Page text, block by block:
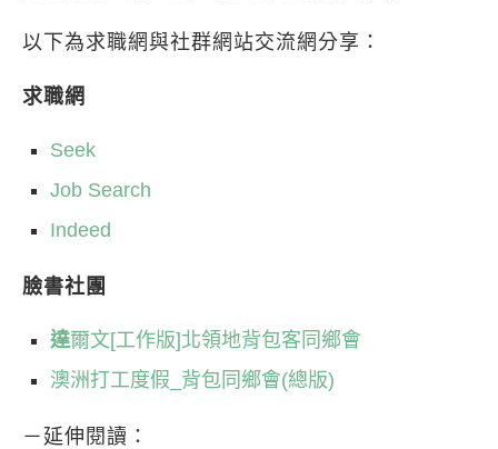
以下為求職網與社群網站交流網分享：
求職網
Seek
Job Search
Indeed
臉書社團
達爾文[工作版]北領地背包客同鄉會
澳洲打工度假_背包同鄉會(總版)
－延伸閱讀：